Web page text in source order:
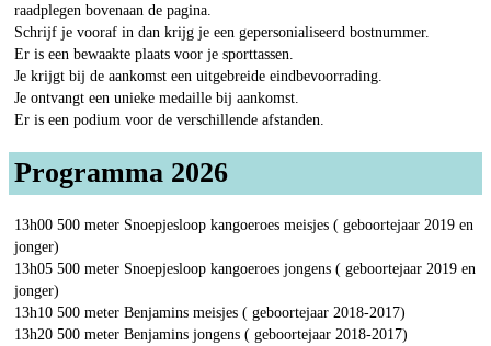
raadplegen bovenaan de pagina.
Schrijf je vooraf in dan krijg je een gepersonialiseerd bostnummer.
Er is een bewaakte plaats voor je sporttassen.
Je krijgt bij de aankomst een uitgebreide eindbevoorrading.
Je ontvangt een unieke medaille bij aankomst.
Er is een podium voor de verschillende afstanden.
Programma 2026
13h00 500 meter Snoepjesloop kangoeroes meisjes ( geboortejaar 2019 en
jonger)
13h05 500 meter Snoepjesloop kangoeroes jongens ( geboortejaar 2019 en
jonger)
13h10 500 meter Benjamins meisjes ( geboortejaar 2018-2017)
13h20 500 meter Benjamins jongens ( geboortejaar 2018-2017)